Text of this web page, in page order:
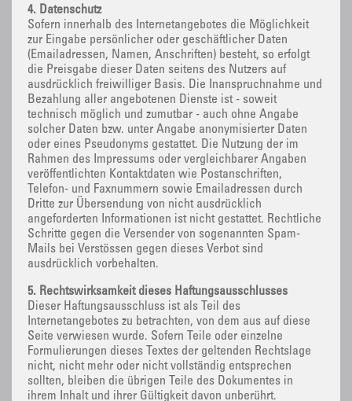
4. Datenschutz
Sofern innerhalb des Internetangebotes die Möglichkeit
zur Eingabe persönlicher oder geschäftlicher Daten
(Emailadressen, Namen, Anschriften) besteht, so erfolgt
die Preisgabe dieser Daten seitens des Nutzers auf
ausdrücklich freiwilliger Basis. Die Inanspruchnahme und
Bezahlung aller angebotenen Dienste ist - soweit
technisch möglich und zumutbar - auch ohne Angabe
solcher Daten bzw. unter Angabe anonymisierter Daten
oder eines Pseudonyms gestattet. Die Nutzung der im
Rahmen des Impressums oder vergleichbarer Angaben
veröffentlichten Kontaktdaten wie Postanschriften,
Telefon- und Faxnummern sowie Emailadressen durch
Dritte zur Übersendung von nicht ausdrücklich
angeforderten Informationen ist nicht gestattet. Rechtliche
Schritte gegen die Versender von sogenannten Spam-
Mails bei Verstössen gegen dieses Verbot sind
ausdrücklich vorbehalten.
5. Rechtswirksamkeit dieses Haftungsausschlusses
Dieser Haftungsausschluss ist als Teil des
Internetangebotes zu betrachten, von dem aus auf diese
Seite verwiesen wurde. Sofern Teile oder einzelne
Formulierungen dieses Textes der geltenden Rechtslage
nicht, nicht mehr oder nicht vollständig entsprechen
sollten, bleiben die übrigen Teile des Dokumentes in
ihrem Inhalt und ihrer Gültigkeit davon unberührt.